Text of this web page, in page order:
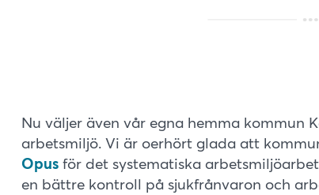
Nu väljer även vår egna hemma kommun
arbetsmiljö. Vi är oerhört glada att
Opus för det systematiska
en bättre kontroll på sjukfrånvaron och